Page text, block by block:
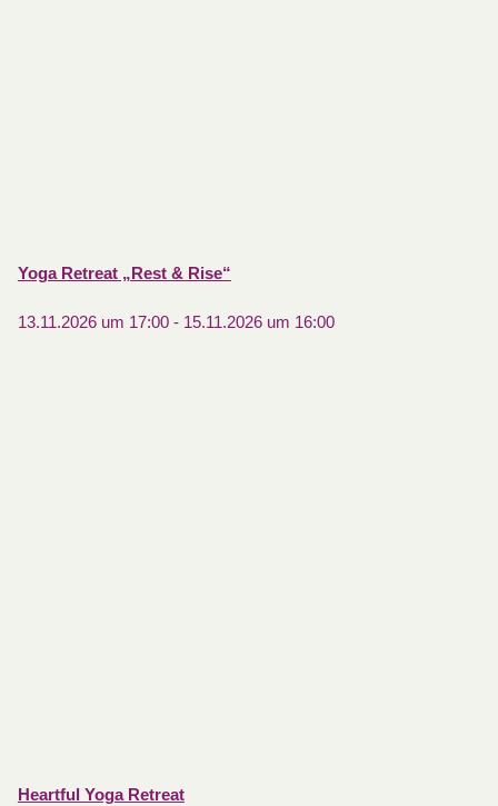
Yoga Retreat „Rest & Rise“
13.11.2026 um 17:00- 15.11.2026 um 16:00
Heartful Yoga Retreat